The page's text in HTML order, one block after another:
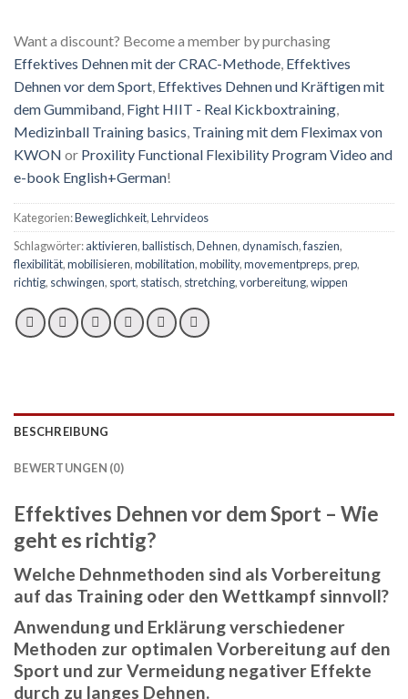
Want a discount? Become a member by purchasing
Effektives Dehnen mit der CRAC-Methode, Effektives
Dehnen vor dem Sport, Effektives Dehnen und Kräftigen mit
dem Gummiband, Fight HIIT - Real Kickboxtraining,
Medizinball Training basics, Training mit dem Fleximax von
KWON or Proxility Functional Flexibility Program Video and
e-book English+German!
Kategorien:Beweglichkeit,Lehrvideos
Schlagwörter:aktivieren,ballistisch,Dehnen,dynamisch,faszien,
flexibilität,mobilisieren,mobilitation,mobility,movementpreps,prep,
richtig, schwingen, sport, statisch, stretching,vorbereitung,wippen
BESCHREIBUNG
BEWERTUNGEN (0)
Effektives Dehnen vor dem Sport – Wie
geht es richtig?
Welche Dehnmethoden sind als Vorbereitung
auf das Training oder den Wettkampf sinnvoll?
Anwendung und Erklärung verschiedener
Methoden zur optimalen Vorbereitung auf den
Sport und zur Vermeidung negativer Effekte
durch zu langes Dehnen.